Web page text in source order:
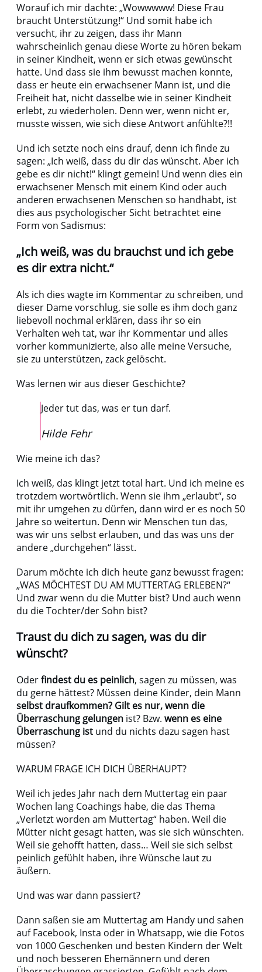
Worauf ich mir dachte: „Wowwwww! Diese Frau
braucht Unterstützung!“ Und somit habe ich
versucht, ihr zu zeigen, dass ihr Mann
wahrscheinlich genau diese Worte zu hören bekam
in seiner Kindheit, wenn er sich etwas gewünscht
hatte. Und dass sie ihm bewusst machen konnte,
dass er heute ein erwachsener Mann ist, und die
Freiheit hat, nicht dasselbe wie in seiner Kindheit
erlebt, zu wiederholen. Denn wer, wenn nicht er,
musste wissen, wie sich diese Antwort anfühlte?!!
Und ich setzte noch eins drauf, denn ich finde zu
sagen: „Ich weiß, dass du dir das wünscht. Aber ich
gebe es dir nicht!“ klingt gemein! Und wenn dies ein
erwachsener Mensch mit einem Kind oder auch
anderen erwachsenen Menschen so handhabt, ist
dies aus psychologischer Sicht betrachtet eine
Form von Sadismus:
„Ich weiß, was du brauchst und ich gebe
es dir extra nicht.“
Als ich dies wagte im Kommentar zu schreiben, und
dieser Dame vorschlug, sie solle es ihm doch ganz
liebevoll nochmal erklären, dass ihr so ein
Verhalten weh tat, war ihr Kommentar und alles
vorher kommunizierte, also alle meine Versuche,
sie zu unterstützen, zack gelöscht.
Was lernen wir aus dieser Geschichte?
Jeder tut das, was er tun darf.
Hilde Fehr
Wie meine ich das?
Ich weiß, das klingt jetzt total hart. Und ich meine es
trotzdem wortwörtlich. Wenn sie ihm „erlaubt“, so
mit ihr umgehen zu dürfen, dann wird er es noch 50
Jahre so weitertun. Denn wir Menschen tun das,
was wir uns selbst erlauben, und das was uns der
andere „durchgehen“ lässt.
Darum möchte ich dich heute ganz bewusst fragen:
„WAS MÖCHTEST DU AM MUTTERTAG ERLEBEN?“
Und zwar wenn du die Mutter bist? Und auch wenn
du die Tochter/der Sohn bist?
Traust du dich zu sagen, was du dir
wünscht?
Oderfindest du es peinlich, sagen zu müssen, was
du gerne hättest? Müssen deine Kinder, dein Mann
selbst draufkommen? Gilt es nur, wenn die
Überraschung gelungen ist? Bzw. wenn es eine
Überraschung ist und du nichts dazu sagen hast
müssen?
WARUM FRAGE ICH DICH ÜBERHAUPT?
Weil ich jedes Jahr nach dem Muttertag ein paar
Wochen lang Coachings habe, die das Thema
„Verletzt worden am Muttertag“ haben. Weil die
Mütter nicht gesagt hatten, was sie sich wünschten.
Weil sie gehofft hatten, dass… Weil sie sich selbst
peinlich gefühlt haben, ihre Wünsche laut zu
äußern.
Und was war dann passiert?
Dann saßen sie am Muttertag am Handy und sahen
auf Facebook, Insta oder in Whatsapp, wie die Fotos
von 1000 Geschenken und besten Kindern der Welt
und noch besseren Ehemännern und deren